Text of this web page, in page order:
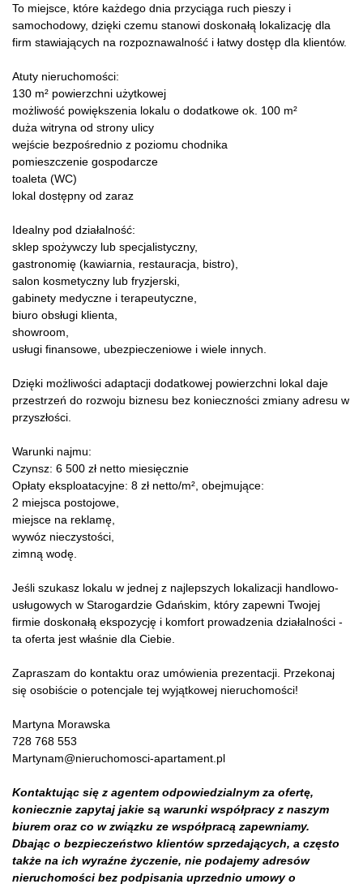
To miejsce, które każdego dnia przyciąga ruch pieszy i
samochodowy, dzięki czemu stanowi doskonałą lokalizację dla
firm stawiających na rozpoznawalność i łatwy dostęp dla klientów.
Atuty nieruchomości:
130 m² powierzchni użytkowej
możliwość powiększenia lokalu o dodatkowe ok. 100 m²
duża witryna od strony ulicy
wejście bezpośrednio z poziomu chodnika
pomieszczenie gospodarcze
toaleta (WC)
lokal dostępny od zaraz
Idealny pod działalność:
sklep spożywczy lub specjalistyczny,
gastronomię (kawiarnia, restauracja, bistro),
salon kosmetyczny lub fryzjerski,
gabinety medyczne i terapeutyczne,
biuro obsługi klienta,
showroom,
usługi finansowe, ubezpieczeniowe i wiele innych.
Dzięki możliwości adaptacji dodatkowej powierzchni lokal daje
przestrzeń do rozwoju biznesu bez konieczności zmiany adresu w
przyszłości.
Warunki najmu:
Czynsz: 6 500 zł netto miesięcznie
Opłaty eksploatacyjne: 8 zł netto/m², obejmujące:
2 miejsca postojowe,
miejsce na reklamę,
wywóz nieczystości,
zimną wodę.
Jeśli szukasz lokalu w jednej z najlepszych lokalizacji handlowo-
usługowych w Starogardzie Gdańskim, który zapewni Twojej
firmie doskonałą ekspozycję i komfort prowadzenia działalności -
ta oferta jest właśnie dla Ciebie.
Zapraszam do kontaktu oraz umówienia prezentacji. Przekonaj
się osobiście o potencjale tej wyjątkowej nieruchomości!
Martyna Morawska
728 768 553
Martynam@nieruchomosci-apartament.pl
Kontaktując się z agentem odpowiedzialnym za ofertę,
koniecznie zapytaj jakie są warunki współpracy z naszym
biurem oraz co w związku ze współpracą zapewniamy.
Dbając o bezpieczeństwo klientów sprzedających, a często
także na ich wyraźne życzenie, nie podajemy adresów
nieruchomości bez podpisania uprzednio umowy o